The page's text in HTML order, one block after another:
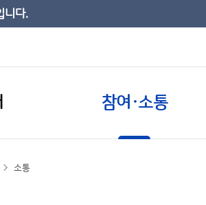
니다.
참여·소통
소통